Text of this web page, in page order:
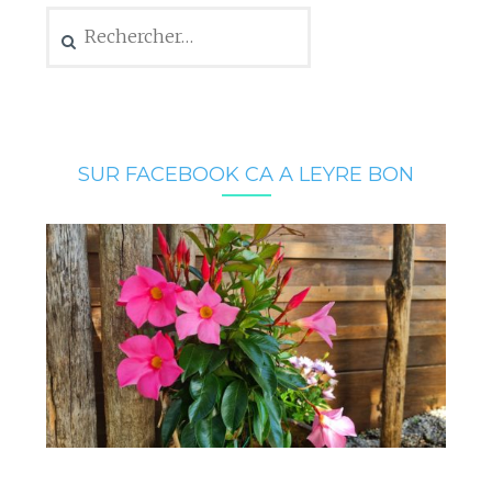
SUR FACEBOOK CA A LEYRE BON